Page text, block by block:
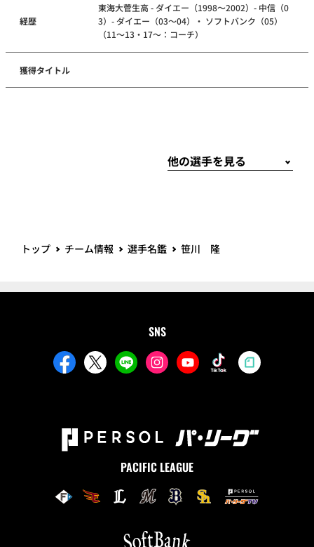
経歴
東海大菅生高 - ダイエー（1998～2002）- 中信（0
3）- ダイエー（03～04）・ ソフトバンク（05）
（11～13・17～：コーチ）
獲得タイトル
トップ チーム情報 選手名鑑 笹川 隆
SNS
PACIFIC LEAGUE